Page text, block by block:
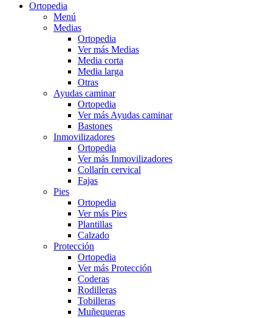
Ortopedia
Menú
Medias
Ortopedia
Ver más Medias
Media corta
Media larga
Otras
Ayudas caminar
Ortopedia
Ver más Ayudas caminar
Bastones
Inmovilizadores
Ortopedia
Ver más Inmovilizadores
Collarín cervical
Fajas
Pies
Ortopedia
Ver más Pies
Plantillas
Calzado
Protección
Ortopedia
Ver más Protección
Coderas
Rodilleras
Tobilleras
Muñequeras